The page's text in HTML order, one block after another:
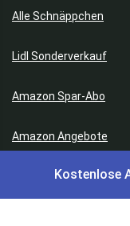
Alle Schnäppchen
Lidl Sonderverkauf
Amazon Spar-Abo
Amazon Angebote
AOK Gratisgeschenke
Kostenlose